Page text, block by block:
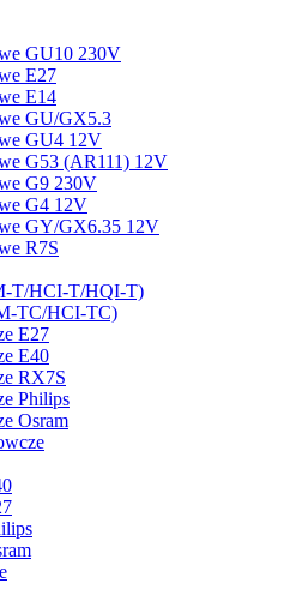
GU10 230V
E27
E14
GU/GX5.3
GU4 12V
G53 (AR111) 12V
G9 230V
G4 12V
GY/GX6.35 12V
R7S
T/HCI-T/HQI-T)
TC/HCI-TC)
E27
E40
RX7S
Philips
Osram